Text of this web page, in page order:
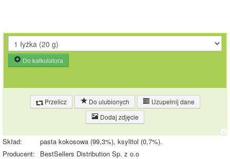
Do kalkulatora
Przelicz Do ulubionych
Uzupełnij dane
Dodaj zdjęcie
Skład:
pasta kokosowa (99,3%), ksylitol (0,7%).
Producent:
BestSellers Distribution Sp. z o.o